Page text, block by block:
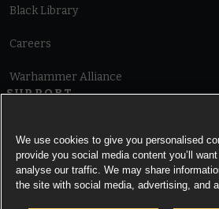
Black Library
Careers
Warhammer Alliance
SUPPORT
Cookie Notice
We use cookies to give you personalised
provide you social media content you’ll
analyse our traffic. We may share
the site with social media, advertising, and